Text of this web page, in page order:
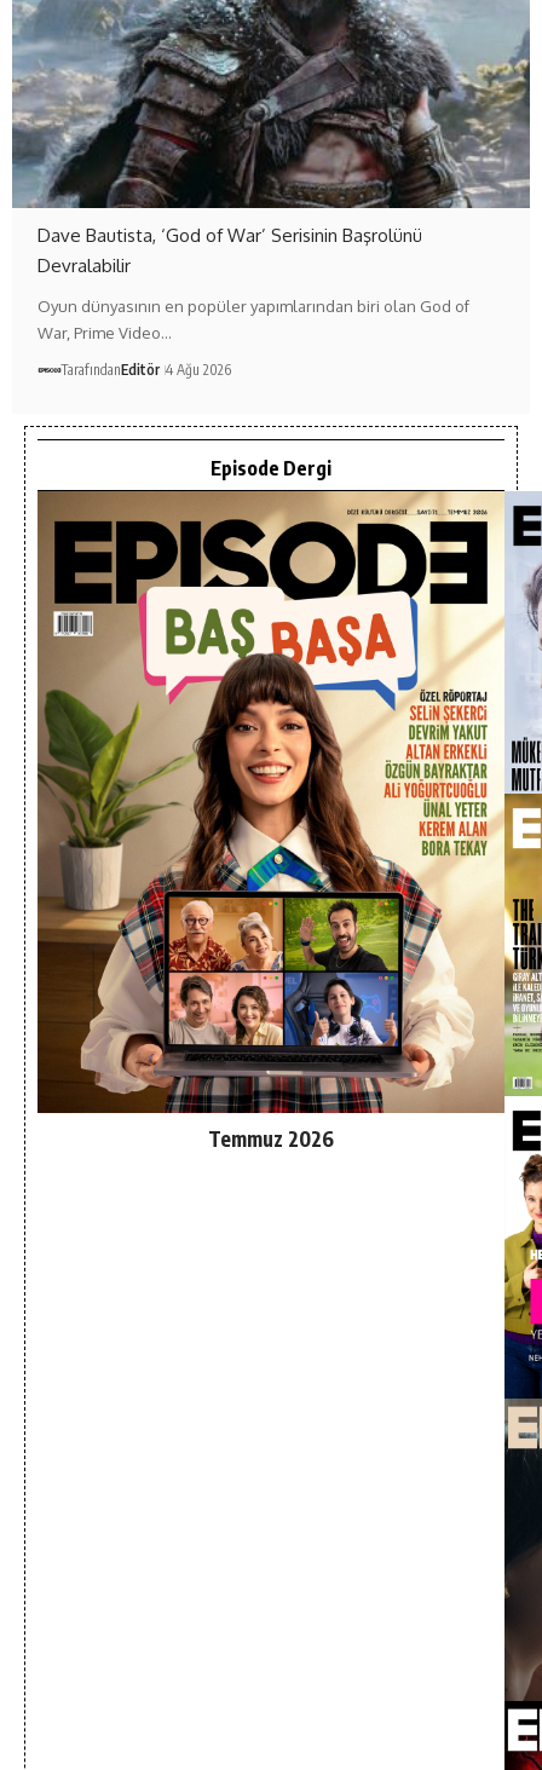
Dave Bautista, ‘God of War’ Serisinin Başrolünü
Devralabilir
Oyun dünyasının en popüler yapımlarından biri olan God of
War, Prime Video…
TarafındanEditör 4 Ağu 2026
Episode Dergi
Temmuz 2026